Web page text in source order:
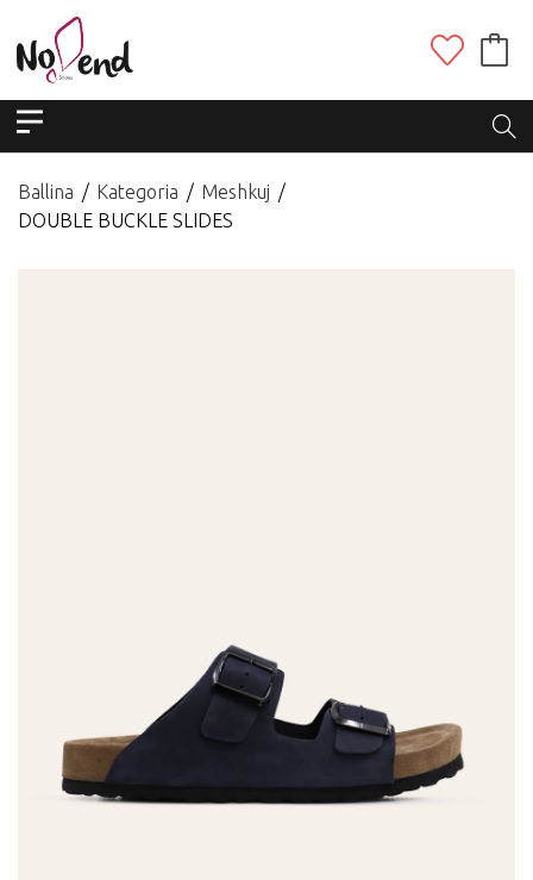
Ballina Kategoria
Meshkuj
DOUBLE BUCKLE SLIDES